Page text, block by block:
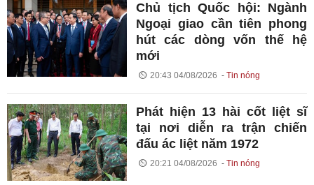
Chủ tịch Quốc hội: Ngành
Ngoại giao cần tiên phong
hút các dòng vốn thế hệ
mới
20:43 04/08/2026 Tin nóng
Phát hiện 13 hài cốt liệt sĩ
tại nơi diễn ra trận chiến
đấu ác liệt năm 1972
20:21 04/08/2026 Tin nóng